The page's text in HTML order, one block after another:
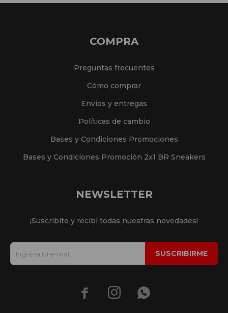
COMPRA
Preguntas frecuentes
Cómo comprar
Envíos y entregas
Políticas de cambio
Bases y Condiciones Promociones
Bases y Condiciones Promoción 2x1 BR Sneakers
NEWSLETTER
¡Suscribite y recibí todas nuestras novedades!
SUSCRIBIRME
  